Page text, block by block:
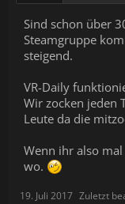
Sind schon über
Steamgruppe
steigend.
VR-Daily
Wir zocken jeden
Leute da die
Wenn ihr also
wo.
19. Juli 2017 Zuletzt